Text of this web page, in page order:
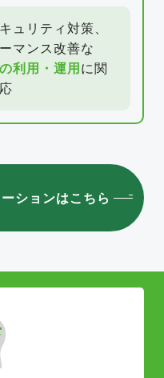
ュリティ対策、
マンス改善な
利用・運用 に関
ションはこちら